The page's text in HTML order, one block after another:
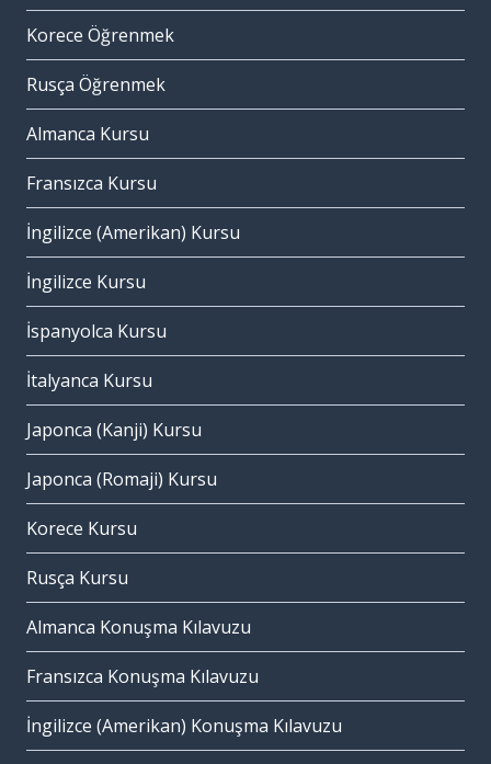
Korece Öğrenmek
Rusça Öğrenmek
Almanca Kursu
Fransızca Kursu
İngilizce (Amerikan) Kursu
İngilizce Kursu
İspanyolca Kursu
İtalyanca Kursu
Japonca (Kanji) Kursu
Japonca (Romaji) Kursu
Korece Kursu
Rusça Kursu
Almanca Konuşma Kılavuzu
Fransızca Konuşma Kılavuzu
İngilizce (Amerikan) Konuşma Kılavuzu